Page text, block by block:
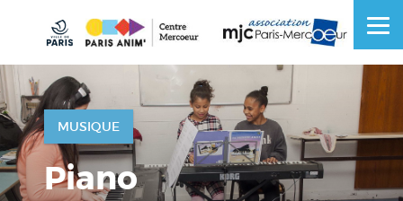
content
MUSIQUE
Piano